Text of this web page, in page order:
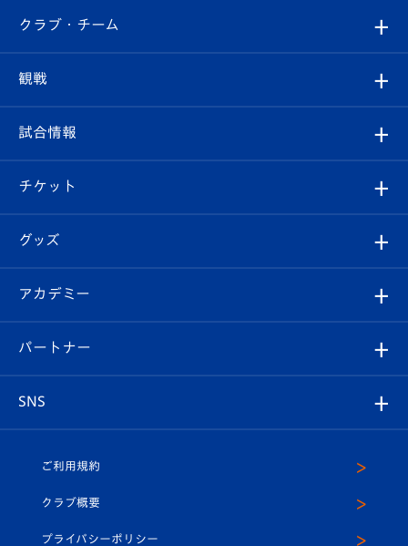
すべて
クラブ
試合情報
チケット
イベント
メディア
ホームタウン
クラブ・チーム
クラブ概要
エンブレム紹介
スタッフプロフィール
マスコット紹介
観戦
観戦ルール
はじめての観戦ガイド
Revive Team
ヴィヴィくんの長崎おもてなしガイド
試合情報
試合日程/結果
フォトギャラリー
スタジアムグルメ
チケット
チケット
V-LOVERS（ファンクラブ）
プレイヤーズスイート
グッズ
オンラインショップ
店舗情報
アカデミー
育成からのお知らせ
U-18
パートナー
SNS
ヴィヴィくんインスタグラム
公式LINE＠
ご利用規約
クラブ概要
プライバシーポリシー